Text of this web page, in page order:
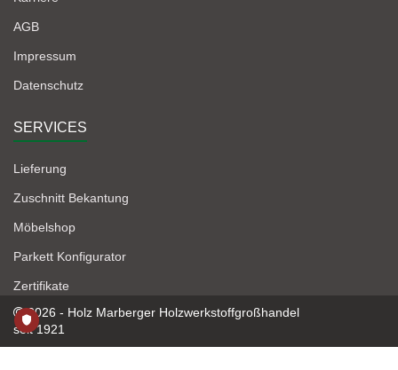
AGB
Impressum
Datenschutz
SERVICES
Lieferung
Zuschnitt Bekantung
Möbelshop
Parkett Konfigurator
Zertifikate
2026 - Holz Marberger Holzwerkstoffgroßhandel
seit 1921